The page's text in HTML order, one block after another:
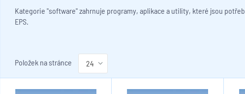
Kategorie "software" zahrnuje programy, aplikace a utility, které jsou
EPS.
Položek na stránce